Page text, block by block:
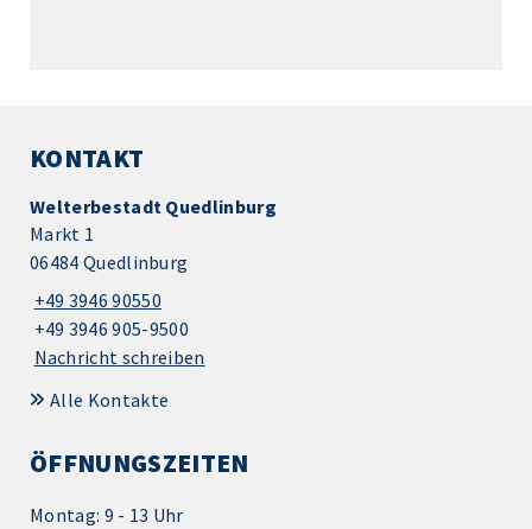
KONTAKT
Welterbestadt Quedlinburg
Markt 1
06484 Quedlinburg
+49 3946 90550
+49 3946 905-9500
Nachricht schreiben
Alle Kontakte
ÖFFNUNGSZEITEN
Montag: 9 - 13 Uhr